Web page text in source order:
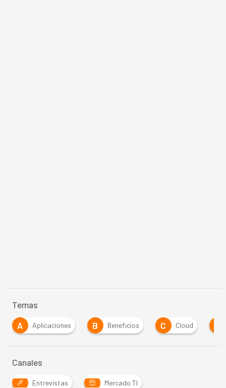
Temas
A
Aplicaciones B Beneficios C Cloud C
Canales
Entrevistas Mercado TI